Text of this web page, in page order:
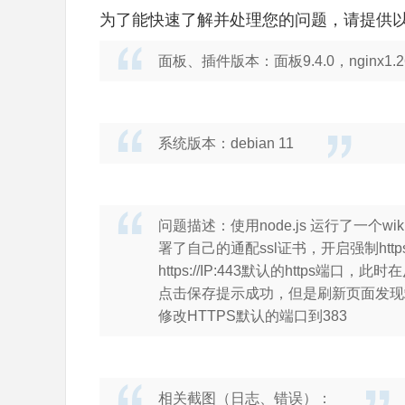
为了能快速了解并处理您的问题，请提供
面板、插件版本：面板9.4.0，
系统版本：debian 11
问题描述：使用node.js 运行了一个
署了自己的通配ssl证书，开启强制
https://IP:443默认的https端口，此时
点击保存提示成功，但是刷新页面发
修改HTTPS默认的端口到383
相关截图（日志、错误）：